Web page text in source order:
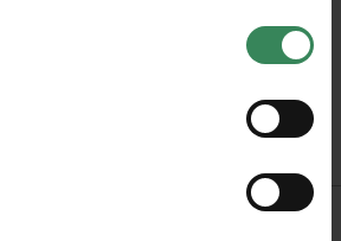
und kann jederzeit über den
im Fußbereich der Seite
und den Empfängern der
Datenschutzerklärung.